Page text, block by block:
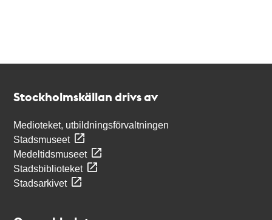
Stockholmskällan drivs av
Medioteket, utbildningsförvaltningen
Stadsmuseet
Medeltidsmuseet
Stadsbiblioteket
Stadsarkivet